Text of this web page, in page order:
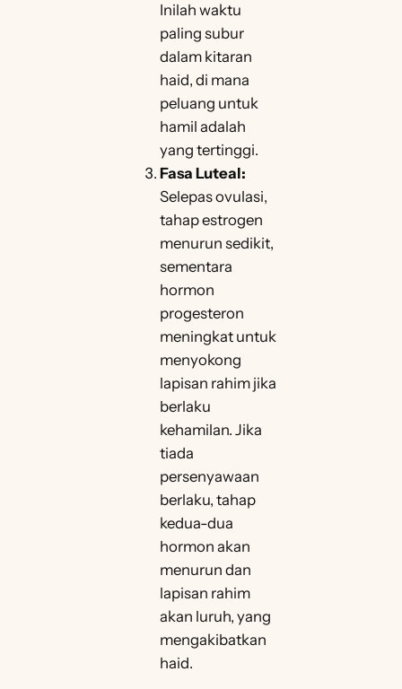
Inilah waktu
paling subur
dalam kitaran
haid, di mana
peluang untuk
hamil adalah
yang tertinggi.
Fasa Luteal:
Selepas ovulasi,
tahap estrogen
menurun sedikit,
sementara
hormon
progesteron
meningkat untuk
menyokong
lapisan rahim jika
berlaku
kehamilan. Jika
tiada
persenyawaan
berlaku, tahap
kedua-dua
hormon akan
menurun dan
lapisan rahim
akan luruh, yang
mengakibatkan
haid.